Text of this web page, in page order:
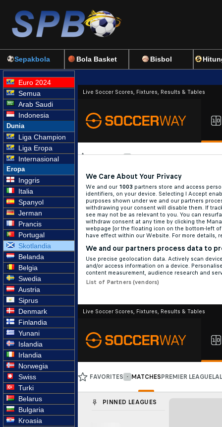
Sepakbola Bola Basket Bisbol
Euro 2024
Semua
Arab Saudi
Indonesia
Dunia
Liga Champion
Liga Eropa
Internasional
Eropa
Inggris
Italia
Spanyol
Jerman
Prancis
Portugal
Skotlandia
Belanda
Belgia
Swedia
Austria
Siprus
Denmark
Finlandia
Yunani
Islandia
Irlandia
Norwegia
Swiss
Turki
Belarus
Bulgaria
Kroasia